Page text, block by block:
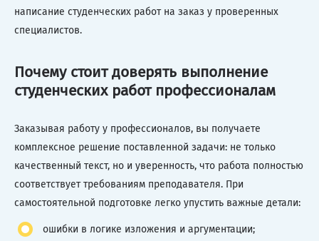
написание студенческих работ на заказ у проверенных
специалистов.
Почему стоит доверять выполнение
студенческих работ профессионалам
Заказывая работу у профессионалов, вы получаете
комплексное решение поставленной задачи: не только
качественный текст, но и уверенность, что работа полностью
соответствует требованиям преподавателя. При
самостоятельной подготовке легко упустить важные детали:
ошибки в логике изложения и аргументации;